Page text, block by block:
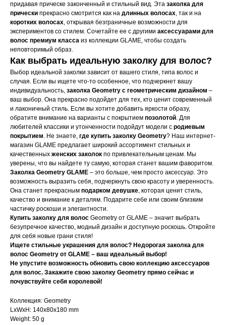
придавая прическе законченный и стильный вид. Эта заколка для
прически прекрасно смотрится как на длинных волосах, так и на
коротких волосах, открывая безграничные возможности для
экспериментов со стилем. Сочетайте ее с другими аксессуарами для
волос премиум класса из коллекции GLAME, чтобы создать
неповторимый образ.
Как выбрать идеальную заколку для волос?
Выбор идеальной заколки зависит от вашего стиля, типа волос и
случая. Если вы ищете что-то особенное, что подчеркнет вашу
индивидуальность, заколка Geometry с геометрическим дизайном –
ваш выбор. Она прекрасно подойдет для тех, кто ценит современный
и лаконичный стиль. Если вы хотите добавить яркости образу,
обратите внимание на варианты с покрытием позолотой. Для
любителей классики и утонченности подойдут модели с родиевым
покрытием. Не знаете, где купить заколку Geometry? Наш интернет-
магазин GLAME предлагает широкий ассортимент стильных и
качественных женских заколок по привлекательным ценам. Мы
уверены, что вы найдете ту самую, которая станет вашим фаворитом.
Заколка Geometry GLAME – это больше, чем просто аксессуар. Это
возможность выразить себя, подчеркнуть свою красоту и уверенность.
Она станет прекрасным подарком девушке, которая ценит стиль,
качество и внимание к деталям. Подарите себе или своим близким
частичку роскоши и элегантности.
Купить заколку для волос Geometry от GLAME – значит выбрать
безупречное качество, модный дизайн и доступную роскошь. Откройте
для себя новые грани стиля!
Ищете стильные украшения для волос? Недорогая заколка для
волос Geometry от GLAME – ваш идеальный выбор!
Не упустите возможность обновить свою коллекцию аксессуаров
для волос. Закажите свою заколку Geometry прямо сейчас и
почувствуйте себя королевой!
Коллекция: Geometry
LxWxH: 140x80x180 mm
Weight: 50 g